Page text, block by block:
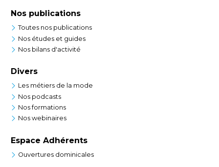
Nos publications
Toutes nos publications
Nos études et guides
Nos bilans d'activité
Divers
Les métiers de la mode
Nos podcasts
Nos formations
Nos webinaires
Espace Adhérents
Ouvertures dominicales